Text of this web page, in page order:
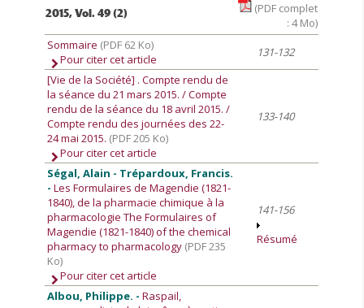
2015, Vol. 49 (2)
(PDF complet
: 4 Mo)
Sommaire (PDF 62 Ko)
Pour citer cet article
131-132
[Vie de la Société] . Compte rendu de
la séance du 21 mars 2015. / Compte
rendu de la séance du 18 avril 2015. /
Compte rendu des journées des 22-
24 mai 2015. (PDF 205 Ko)
Pour citer cet article
133-140
Ségal, Alain - Trépardoux, Francis.
-Les Formulaires de Magendie (1821-
1840), de la pharmacie chimique à la
pharmacologie The Formulaires of
Magendie (1821-1840) of the chemical
pharmacy to pharmacology (PDF 235
Ko)
Pour citer cet article
141-156
Résumé
Albou, Philippe. -Raspail,